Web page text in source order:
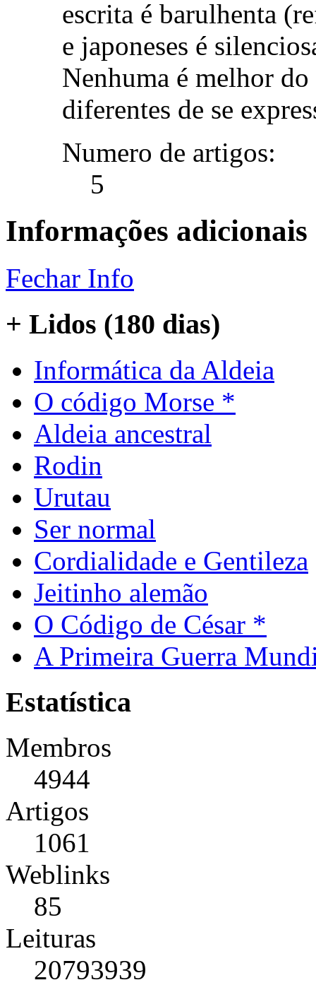
escrita é barulhenta
e japoneses é
Nenhuma é melhor do
diferentes de se
Numero de artigos:
5
Informações adicionais
Fechar Info
+ Lidos (180 dias)
Informática da Aldeia
O código Morse *
Aldeia ancestral
Rodin
Urutau
Ser normal
Cordialidade e Gentileza
Jeitinho alemão
O Código de César *
A Primeira Guerra
Estatística
Membros
4944
Artigos
1061
Weblinks
85
Leituras
20793939